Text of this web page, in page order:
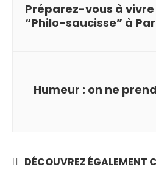
Préparez-vous à vivre
“Philo-saucisse” à
Humeur : on ne
DÉCOUVREZ ÉGALEMENT